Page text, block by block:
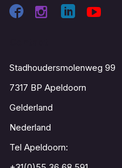
Stadhoudersmolenweg 99
7317 BP Apeldoorn
Gelderland
Nederland
Tel Apeldoorn: